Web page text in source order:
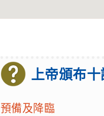
上帝頒布
預備及降臨